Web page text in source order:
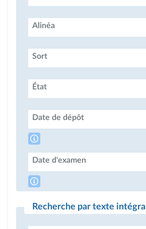
Alinéa
Sort
État
Date de dépôt
Date d'examen
Recherche par texte intégral